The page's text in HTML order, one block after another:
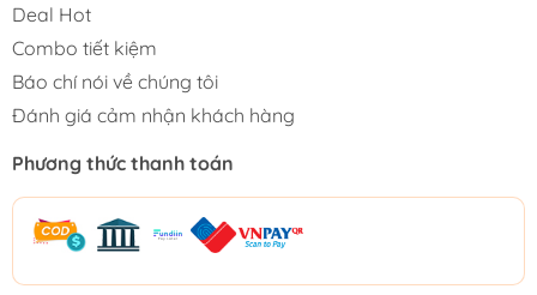
Deal Hot
Combo tiết kiệm
Báo chí nói về chúng tôi
Đánh giá cảm nhận khách hàng
Phương thức thanh toán